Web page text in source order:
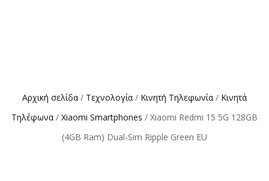
Αρχική σελίδα / Τεχνολογία / Κινητή Τηλεφωνία / Κινητά
Τηλέφωνα / Xiaomi Smartphones / Xiaomi Redmi 15 5G 128GB
(4GB Ram) Dual-Sim Ripple Green EU